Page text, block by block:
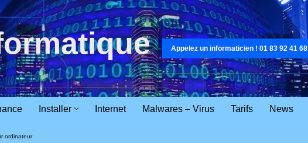
Appelez un informaticien ! 01 83 92 41 68
Installer Internet Malwares – Virus Tarifs News
ordinateur